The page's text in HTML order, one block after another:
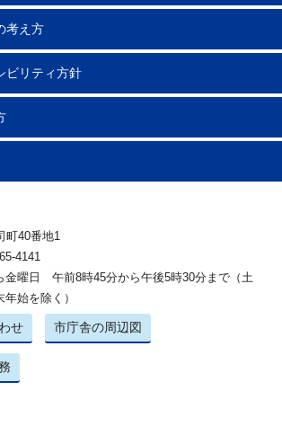
考え方
ビリティ方針
町40番地1
4141
金曜日 午前8時45分から午後5時30分まで（土
始を除く）
せ 市庁舎の周辺図